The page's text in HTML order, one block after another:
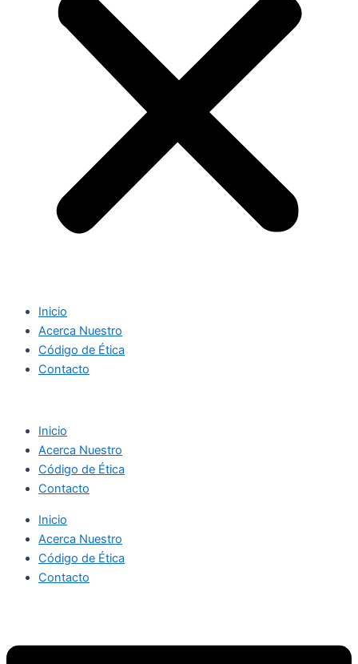
Inicio
Acerca Nuestro
Código de Ética
Contacto
Inicio
Acerca Nuestro
Código de Ética
Contacto
Inicio
Acerca Nuestro
Código de Ética
Contacto